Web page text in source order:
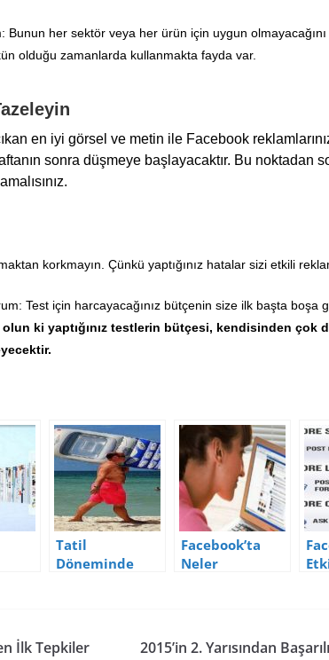
her sektör veya her ürün için uygun
olduğu zamanlarda kullanmakta fayda var.
en iyi görsel ve metin ile Facebook
sonra düşmeye başlayacaktır. Bu noktadan
korkmayın. Çünkü yaptığınız hatalar sizi etkili
Test için harcayacağınız bütçenin size ilk başta boşa
olun ki yaptığınız testlerin bütçesi, kendisinden çok
Tatil
Döneminde
Facebook’ta
Neler
İlk Tepkiler
2015’in 2. Yarısından